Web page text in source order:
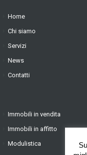
Home
Chi siamo
Servizi
News
Contatti
Immobili in vendita
Immobili in affitto
Modulistica